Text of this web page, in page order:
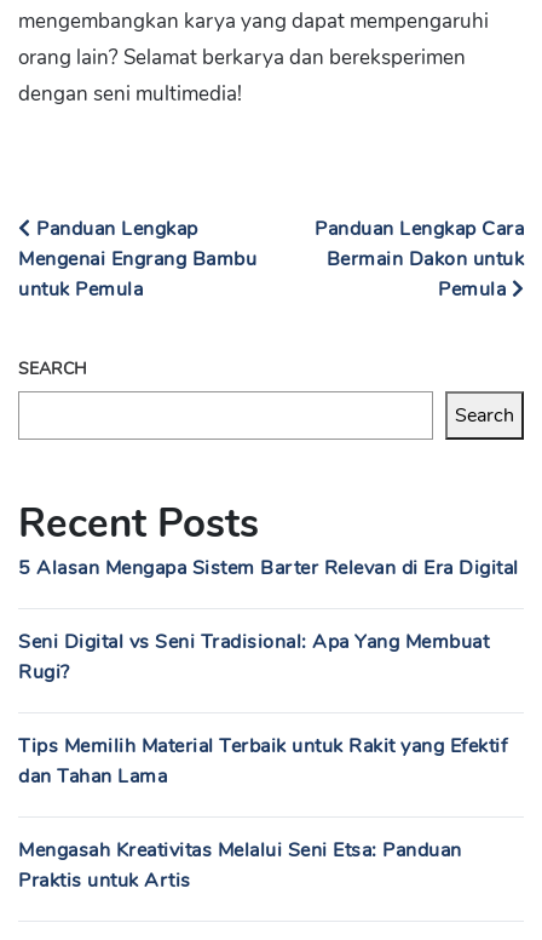
mengembangkan karya yang dapat mempengaruhi
orang lain? Selamat berkarya dan bereksperimen
dengan seni multimedia!
Panduan Lengkap
Mengenai Engrang Bambu
untuk Pemula
Panduan Lengkap Cara
Bermain Dakon untuk
Pemula
SEARCH
Search
Recent Posts
5 Alasan Mengapa Sistem Barter Relevan di Era Digital
Seni Digital vs Seni Tradisional: Apa Yang Membuat
Rugi?
Tips Memilih Material Terbaik untuk Rakit yang Efektif
dan Tahan Lama
Mengasah Kreativitas Melalui Seni Etsa: Panduan
Praktis untuk Artis